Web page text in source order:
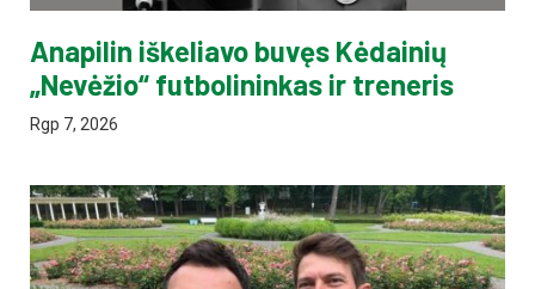
Anapilin iškeliavo buvęs Kėdainių
„Nevėžio“ futbolininkas ir treneris
Rgp 7, 2026